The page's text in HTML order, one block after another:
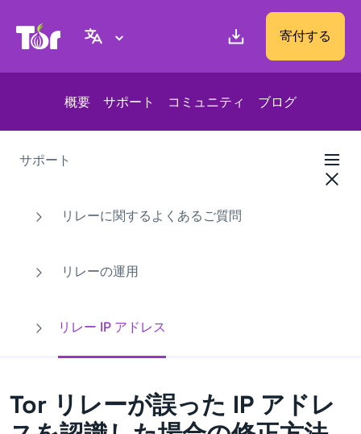
Tor Project ウェブサイト 寄付する
概要 サポート コミュニティ ブログ
サポート
リレーに関するよくあるご質問
リレーの運用
リレー IP アドレス
Tor リレーが誤った IP アドレ